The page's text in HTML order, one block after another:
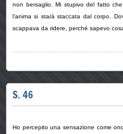
non bersaglio. Mi stupivo del fatto
l’anima si starà staccata dal corpo.
scappava da ridere, perché sapevo
S. 46
Ho percepito una sensazione come